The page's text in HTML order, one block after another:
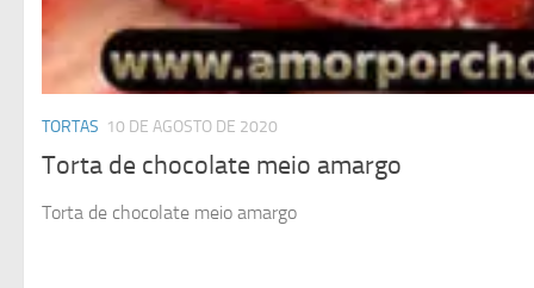
TORTAS 10 DE AGOSTO DE 2020
Torta de chocolate meio amargo
Torta de chocolate meio amargo